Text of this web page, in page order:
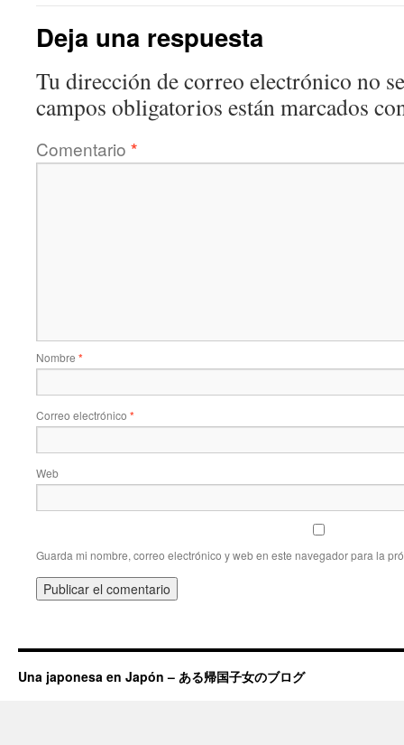
Deja una respuesta
Tu dirección de correo electrónico no
campos obligatorios están marcados
Comentario *
Nombre *
Correo electrónico *
Web
Guarda mi nombre, correo electrónico y web en este navegador para la
Una japonesa en Japón – ある帰国子女のブログ